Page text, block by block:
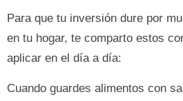
Para que tu inversión dure por
en tu hogar, te comparto estos
aplicar en el día a día:
Cuando guardes alimentos con